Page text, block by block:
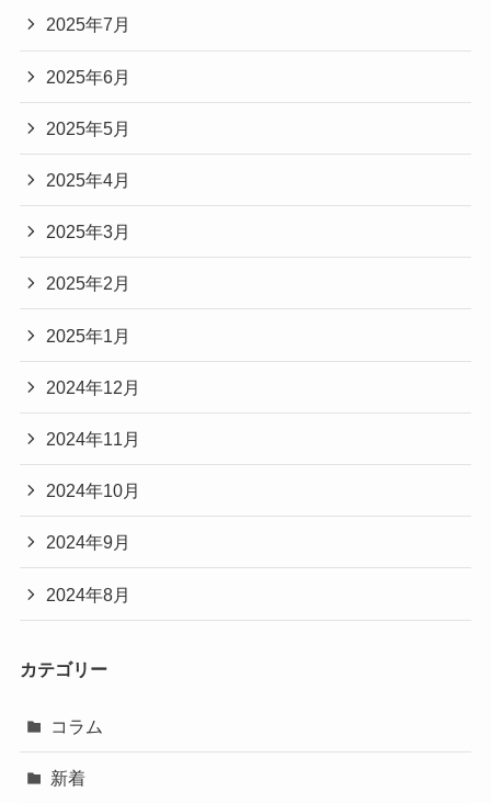
2025年7月
2025年6月
2025年5月
2025年4月
2025年3月
2025年2月
2025年1月
2024年12月
2024年11月
2024年10月
2024年9月
2024年8月
カテゴリー
コラム
新着